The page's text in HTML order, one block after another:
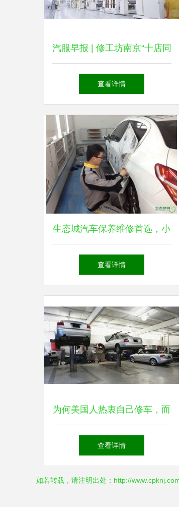
汽服早报 | 修工坊南京“十店同
庆”，点点达洗车完成3000万
查看详情
生态城汽车保养维修首选，小
拇指汽修专业服务全解析
查看详情
为何美国人热衷自己修车，而
国人偏爱修理厂？
查看详情
如若转载，请注明出处：http://